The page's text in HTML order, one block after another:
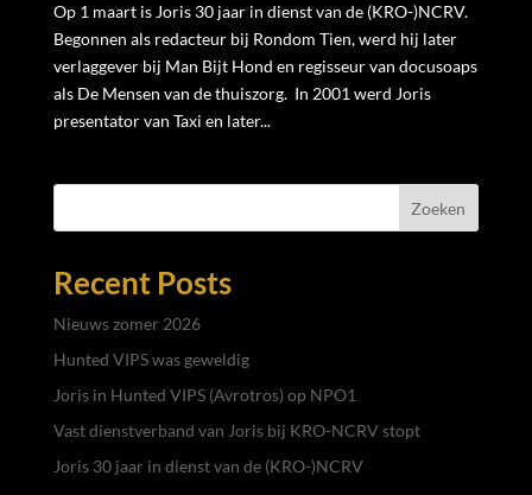
Op 1 maart is Joris 30 jaar in dienst van de (KRO-)NCRV.
Begonnen als redacteur bij Rondom Tien, werd hij later
verlaggever bij Man Bijt Hond en regisseur van docusoaps
als De Mensen van de thuiszorg. In 2001 werd Joris
presentator van Taxi en later...
Zoeken
Recent Posts
Nieuws zomer 2026
Hunted VIPS was geweldig
Joris in Hunted VIPS (Avrotros) op NPO1
Vast dienstverband van Joris bij KRO-NCRV stopt
Joris 30 jaar in dienst van de (KRO-)NCRV